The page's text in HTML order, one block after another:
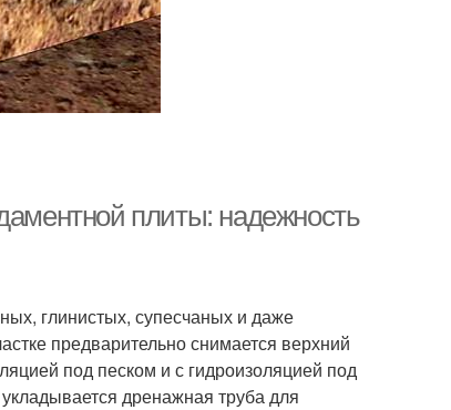
плиты: надежность
глинистых, супесчаных и даже
предварительно снимается верхний
под песком и с гидроизоляцией под
дренажная труба для